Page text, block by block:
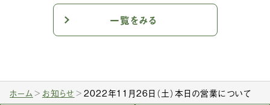
一覧をみる
ホーム お知らせ 2022年11月26日（土）本日の営業について